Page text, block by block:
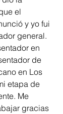
el
y yo fui
general.
en
de
en Los
etapa de
Me
gracias